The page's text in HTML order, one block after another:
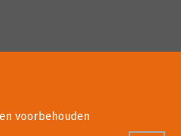
voorbehouden